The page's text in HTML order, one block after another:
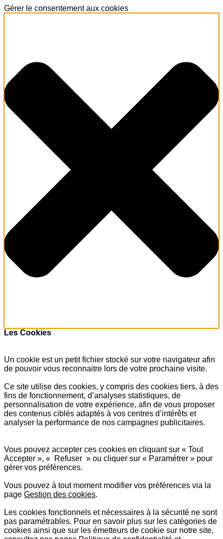
Gérer le consentement aux cookies
Les Cookies
Un cookie est un petit fichier stocké sur votre navigateur afin
de pouvoir vous reconnaitre lors de votre prochaine visite.
Ce site utilise des cookies, y compris des cookies tiers, à des
fins de fonctionnement, d’analyses statistiques, de
personnalisation de votre expérience, afin de vous proposer
des contenus ciblés adaptés à vos centres d’intérêts et
analyser la performance de nos campagnes publicitaires.
Vous pouvez accepter ces cookies en cliquant sur « Tout
Accepter », « Refuser » ou cliquer sur « Paramétrer » pour
gérer vos préférences.
Vous pouvez à tout moment modifier vos préférences via la
page Gestion des cookies.
Les cookies fonctionnels et nécessaires à la sécurité ne sont
pas paramétrables. Pour en savoir plus sur les catégories de
cookies ainsi que sur les émetteurs de cookie sur notre site,